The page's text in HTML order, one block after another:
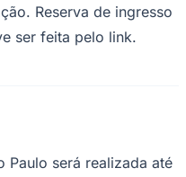
Reserva de ingresso
ser feita pelo link.
Paulo será realizada até